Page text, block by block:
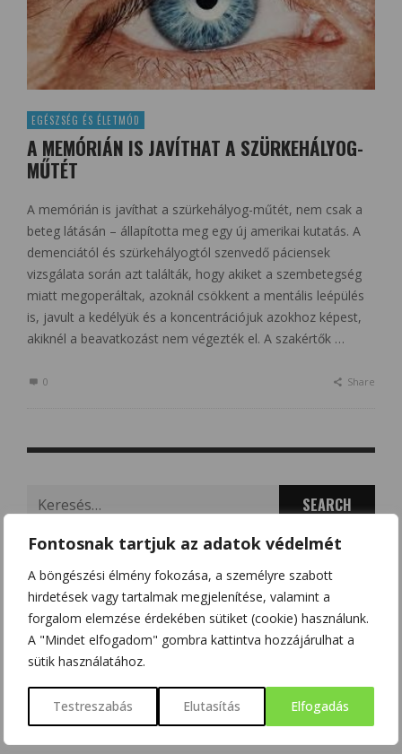
Fontosnak tartjuk az adatok védelmét
A böngészési élmény fokozása, a személyre szabott
hirdetések vagy tartalmak megjelenítése, valamint a
forgalom elemzése érdekében sütiket (cookie) használunk.
A "Mindet elfogadom" gombra kattintva hozzájárulhat a
sütik használatához.
Testreszabás Elutasítás Elfogadás
EGÉSZSÉG ÉS ÉLETMÓD
A MEMÓRIÁN IS JAVÍTHAT A SZÜRKEHÁLYOG-
MŰTÉT
A memórián is javíthat a szürkehályog-műtét, nem csak a
beteg látásán – állapította meg egy új amerikai kutatás. A
demenciától és szürkehályogtól szenvedő páciensek
vizsgálata során azt találták, hogy akiket a szembetegség
miatt megoperáltak, azoknál csökkent a mentális leépülés
is, javult a kedélyük és a koncentrációjuk azokhoz képest,
akiknél a beavatkozást nem végezték el. A szakértők …
0 Share
for:
LEGTÖBB HOZZÁSZÓLÁS
ALGEBRA FELADATOK
TUDOMÁNYPLÁZA 2017/05/23